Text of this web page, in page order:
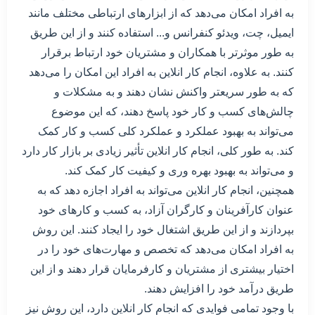
به افراد امکان می‌دهد که از ابزارهای ارتباطی مختلف مانند
ایمیل، چت، ویدئو کنفرانس و... استفاده کنند و از این طریق
به طور موثرتر با همکاران و مشتریان خود ارتباط برقرار
کنند. به علاوه، انجام کار انلاین به افراد این امکان را می‌دهد
که به طور سریعتر واکنش نشان دهند و به مشکلات و
چالش‌های کسب و کار خود پاسخ دهند، که این موضوع
می‌تواند به بهبود عملکرد و عملکرد کلی کسب و کار کمک
کند. به طور کلی، انجام کار انلاین تأثیر زیادی بر بازار کار دارد
و می‌تواند به بهبود بهره وری و کیفیت کار کمک کند.
همچنین، انجام کار انلاین می‌تواند به افراد اجازه دهد که به
عنوان کارآفرینان و کارگران آزاد، به کسب و کارهای خود
بپردازند و از این طریق اشتغال خود را ایجاد کنند. این روش
به افراد امکان می‌دهد که تخصص و مهارت‌های خود را در
اختیار بیشتری از مشتریان و کارفرمایان قرار دهند و از این
طریق درآمد خود را افزایش دهند.
با وجود تمامی فوایدی که انجام کار انلاین دارد، این روش نیز